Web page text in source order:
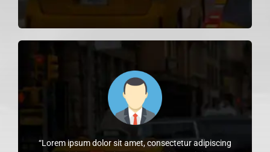
“Lorem ipsum dolor sit amet, consectetur adipiscing